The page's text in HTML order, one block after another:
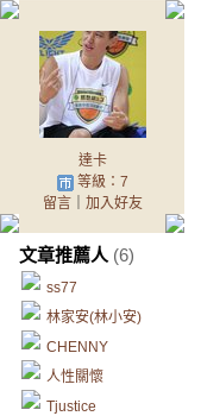
達卡
等級：7
留言｜ 加入好友
文章推薦人 (6)
ss77
林家安(林小安)
CHENNY
人性關懷
Tjustice